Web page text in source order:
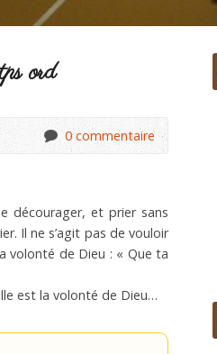
ord
0 commentaire
décourager, et prier sans
Il ne s’agit pas de vouloir
volonté de Dieu : « Que ta
est la volonté de Dieu…